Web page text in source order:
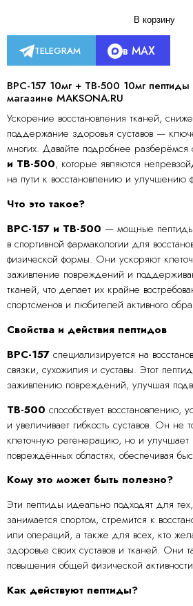
В корзину
TELEGRAM в MAX
BPC-157 10мг + TB-500 10мг пептиды
магазине MAKSONA.RU
Ускорение восстановления тканей,
поддержание здоровья суставов —
многих. Давайте подробнее разберёмся
и TB-500, которые являются
на пути к восстановлению и улучшению
Что это такое?
BPC-157 и TB-500 — мощные
в спортивной фармакологии для
физической формы. Они ускоряют
заживление повреждений и
тканей, что делает их крайне
спортсменов и любителей активного
Свойства и действия пептидов
BPC-157 специализируется на
связки, сухожилия и суставы. Этот
заживлению повреждений, улучшая
TB-500 способствует восстановлению,
и увеличивает гибкость суставов. Он не
клеточную регенерацию, но и
повреждённых областях, обеспечивая
Кому это может быть полезно?
Эти пептиды идеально подходят для тех,
занимается спортом, стремится к
или операций, а также для всех, кто
здоровье своих суставов и тканей. Они
повышения общей физической
Как действуют пептиды?